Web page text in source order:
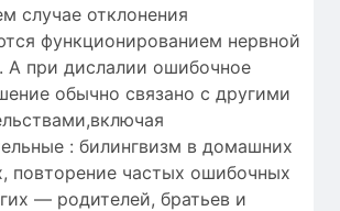
случае отклонения
функционированием нервной
А при дислалии ошибочное
обычно связано с другими
: билингвизм в домашних
повторение частых ошибочных
— родителей, братьев и